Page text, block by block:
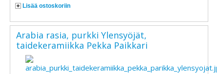
Lisää ostoskoriin
Arabia rasia, purkki Ylensyöjät,
taidekeramiikka Pekka Paikkari